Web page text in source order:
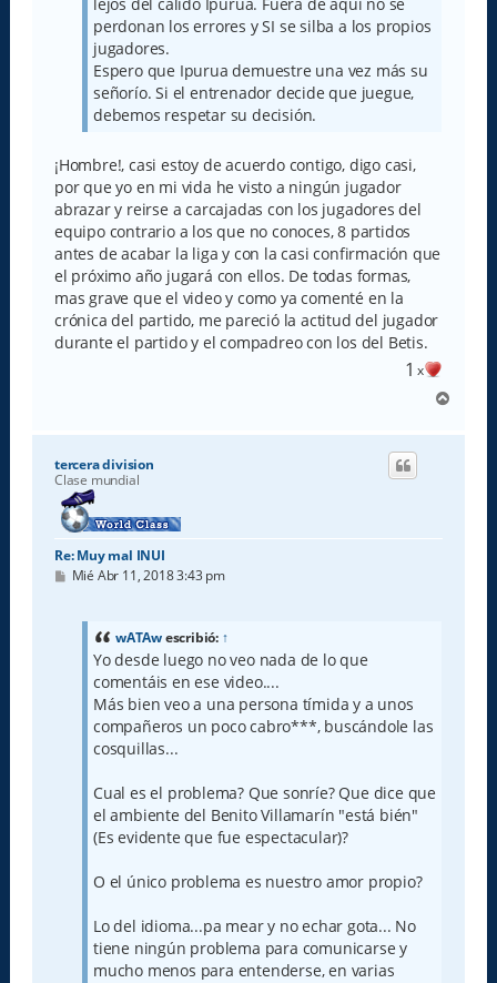
lejos del cálido Ipurua. Fuera de aquí no se
perdonan los errores y SI se silba a los propios
jugadores.
Espero que Ipurua demuestre una vez más su
señorío. Si el entrenador decide que juegue,
debemos respetar su decisión.
¡Hombre!, casi estoy de acuerdo contigo, digo casi,
por que yo en mi vida he visto a ningún jugador
abrazar y reirse a carcajadas con los jugadores del
equipo contrario a los que no conoces, 8 partidos
antes de acabar la liga y con la casi confirmación que
el próximo año jugará con ellos. De todas formas,
mas grave que el video y como ya comenté en la
crónica del partido, me pareció la actitud del jugador
durante el partido y el compadreo con los del Betis.
1 x
r
tercera division
Clase mundial
Re: Muy mal INUI
M
Mié Abr 11, 2018 3:43 pm
wATAwescribió: ↑
Yo desde luego no veo nada de lo que
comentáis en ese video....
Más bien veo a una persona tímida y a unos
compañeros un poco cabro***, buscándole las
cosquillas...
Cual es el problema? Que sonríe? Que dice que
el ambiente del Benito Villamarín "está bién"
(Es evidente que fue espectacular)?
O el único problema es nuestro amor propio?
Lo del idioma...pa mear y no echar gota... No
tiene ningún problema para comunicarse y
mucho menos para entenderse, en varias